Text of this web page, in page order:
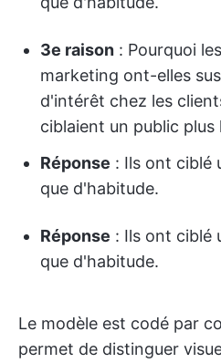
3e raison : Pourquoi
marketing ont-elles
d'intérêt chez les
ciblaient un public
Réponse : Ils ont ciblé
que d'habitude.
Réponse : Ils ont ciblé
que d'habitude.
Le modèle est codé par
permet de distinguer